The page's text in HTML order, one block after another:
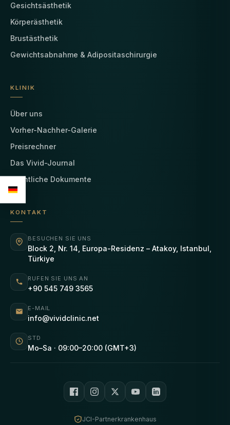
Gesichtsästhetik
Körperästhetik
Brustästhetik
Gewichtsabnahme & Adipositaschirurgie
KLINIK
Über uns
Vorher-Nachher-Galerie
Preisrechner
Das Vivid-Journal
Rechtliche Dokumente
KONTAKT
BESUCHEN SIE UNS
Block 2, Nr. 14, Europa-Residenz – Atakoy, Istanbul,
Türkiye
RUFEN SIE UNS AN
+90 545 749 3565
E-MAIL
info@vividclinic.net
STD
Mo–Sa · 09:00–20:00 (GMT+3)
JCI-Partnerkrankenhaus